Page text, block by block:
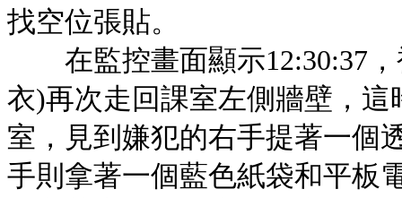
找空位張貼。
在監控畫面顯示12:30:37，
衣)再次走回課室左側牆壁，
室，見到嫌犯的右手提著一個
手則拿著一個藍色紙袋和平板